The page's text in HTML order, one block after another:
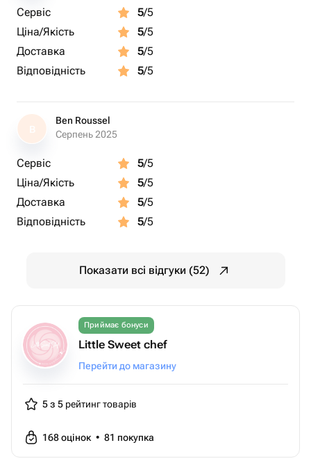
Сервіс 5/5
Ціна/Якість
5/5
Доставка
5/5
Відповідність
5/5
B
Ben Roussel
Серпень 2025
Сервіс 5/5
Ціна/Якість
5/5
Доставка
5/5
Відповідність
5/5
Показати всі відгуки (52)
Приймає бонуси
Little Sweet chef
Перейти до магазину
5 з 5 рейтинг товарів
168оцінок • 81 покупка